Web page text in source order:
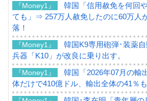
『Money1』
韓国「信用赦免を何回
ても」⇒ 257万人赦免したのに60万人
落！
『Money1』
韓国K9専用砲弾･装薬
兵器「K10」が改良に乗り出す。
『Money1』
韓国「2026年07月の輸
体だけで410億ドル、輸出全体の41％